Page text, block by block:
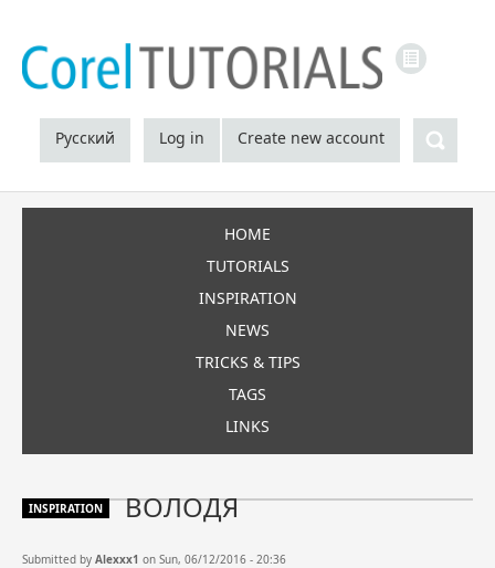
Русский Log in Create new account
HOME
TUTORIALS
INSPIRATION
NEWS
TRICKS & TIPS
TAGS
LINKS
INSPIRATION ВОЛОДЯ
Submitted by Alexxx1 on Sun, 06/12/2016 - 20:36